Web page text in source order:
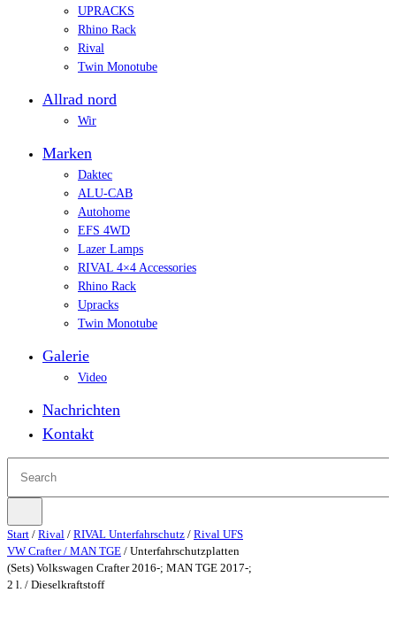
UPRACKS
Rhino Rack
Rival
Twin Monotube
Allrad nord
Wir
Marken
Daktec
ALU-CAB
Autohome
EFS 4WD
Lazer Lamps
RIVAL 4×4 Accessories
Rhino Rack
Upracks
Twin Monotube
Galerie
Video
Nachrichten
Kontakt
Start / Rival / RIVAL Unterfahrschutz / Rival UFS
VW Crafter / MAN TGE / Unterfahrschutzplatten
(Sets) Volkswagen Crafter 2016-; MAN TGE 2017-;
2 l. / Dieselkraftstoff